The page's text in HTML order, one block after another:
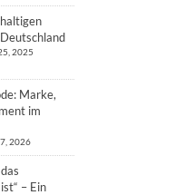
2025
Marke,
im
2026
– Ein